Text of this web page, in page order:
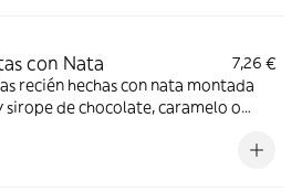
con Nata
7,26 €
recién hechas con nata montada
sirope de chocolate, caramelo o